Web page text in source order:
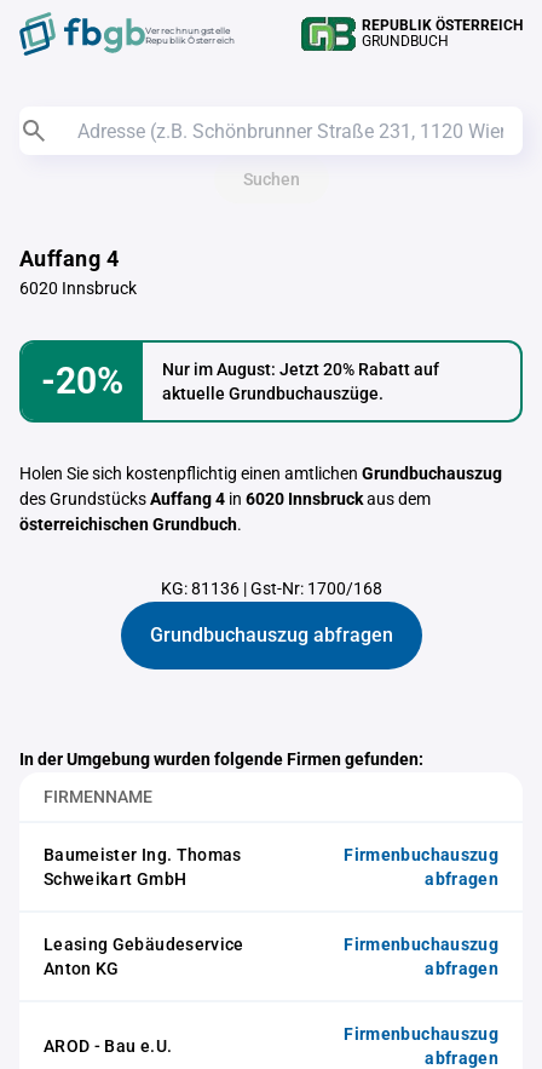
Verrechnungstelle
Republik Österreich
REPUBLIK ÖSTERREICH
GRUNDBUCH
Suchen
Auffang 4
6020 Innsbruck
-20%
Nur im August: Jetzt 20% Rabatt auf
aktuelle Grundbuchauszüge.
Holen Sie sich kostenpflichtig einen amtlichen Grundbuchauszug
des GrundstücksAuffang 4 in 6020 Innsbruckaus dem
österreichischen Grundbuch.
KG: 81136|Gst-Nr: 1700/168
Grundbuchauszug abfragen
In der Umgebung wurden folgende Firmen gefunden:
FIRMENNAME
Baumeister Ing. Thomas
Schweikart GmbH
Firmenbuchauszug
abfragen
Leasing Gebäudeservice
Anton KG
Firmenbuchauszug
abfragen
AROD - Bau e.U.
Firmenbuchauszug
abfragen